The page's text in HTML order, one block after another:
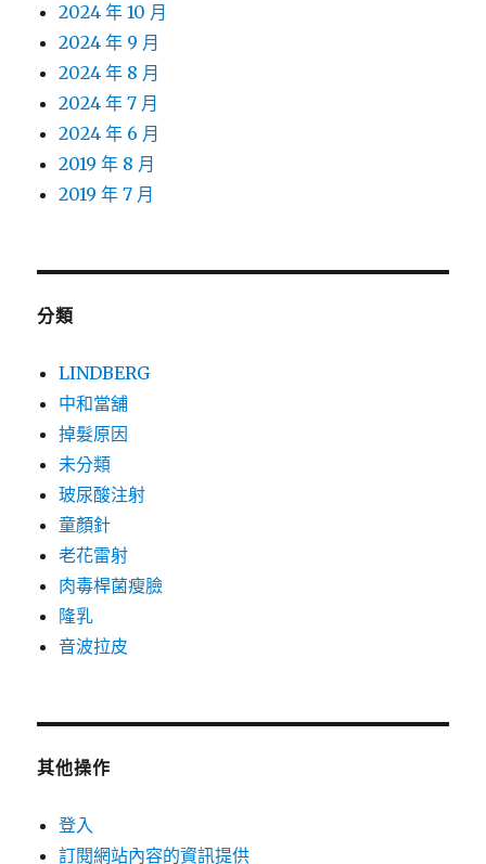
2024 年 10 月
2024 年 9 月
2024 年 8 月
2024 年 7 月
2024 年 6 月
2019 年 8 月
2019 年 7 月
分類
LINDBERG
中和當舖
掉髮原因
未分類
玻尿酸注射
童顏針
老花雷射
肉毒桿菌瘦臉
隆乳
音波拉皮
其他操作
登入
訂閱網站內容的資訊提供